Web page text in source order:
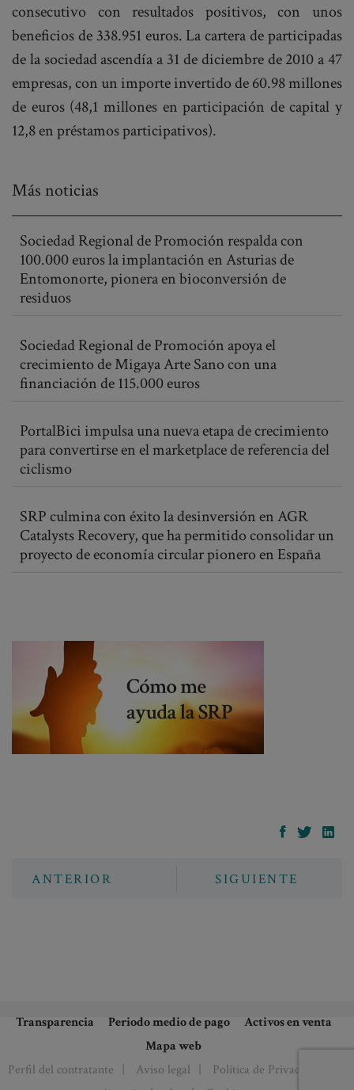
consecutivo con resultados positivos, con unos
beneficios de 338.951 euros. La cartera de participadas
de la sociedad ascendía a 31 de diciembre de 2010 a 47
empresas, con un importe invertido de 60.98 millones
de euros (48,1 millones en participación de capital y
12,8 en préstamos participativos).
Más noticias
Sociedad Regional de Promoción respalda con
100.000 euros la implantación en Asturias de
Entomonorte, pionera en bioconversión de
residuos
Sociedad Regional de Promoción apoya el
crecimiento de Migaya Arte Sano con una
financiación de 115.000 euros
PortalBici impulsa una nueva etapa de crecimiento
para convertirse en el marketplace de referencia del
ciclismo
SRP culmina con éxito la desinversión en AGR
Catalysts Recovery, que ha permitido consolidar un
proyecto de economía circular pionero en España
ANTERIOR SIGUIENTE
Transparencia Periodo medio de pago
Activos en venta
Mapa web
Perfil del contratante
Aviso legal
Política de Privacidad